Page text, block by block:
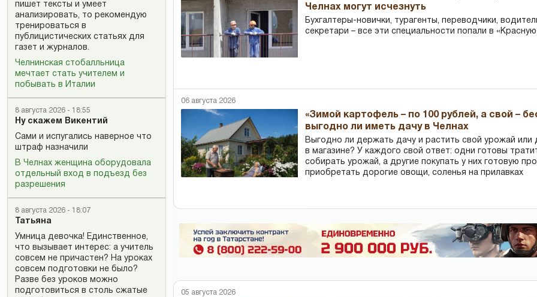
пишет тексты и умеет
анализировать, то рекомендую
тренироваться в
публицистических статьях для
газет и журналов.
Челнинская стобалльница
мечтает стать учителем и
побывать в Италии
8 августа 2026 - 18:55
Ну скажем Викентий
Сами и испугались наверное что
штраф назначили
В Челнах женщина оборудовала
отдельный вход в подъезд без
разрешения
8 августа 2026 - 18:07
Татьяна
Умница девочка! Единственное,
что вызывает интерес: а учитель
совсем не причастен? На уроках
совсем подготовки не было?
Разве без уроков можно
подготовиться в столь сжатые
Челнах могут исчезнуть
Бухгалтеры-новички, тур­агенты, переводчики,
секретари – все эти специальности попали в
06 августа 2026
«Зимой картофель – по 100 рублей, а свой –
выгодно ли иметь дачу в Челнах
Выгодно ли держать дачу и растить свой урожай или
в магазине? У каждого свой ответ: одни готовы
собирать урожай, а другие покупать у них готовую
приобретать дорогие овощи, соленья на прилавках
05 августа 2026